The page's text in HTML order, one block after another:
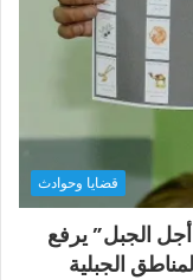
قضايا وحوادث
من أجل الجبل” يرفع
الجبلية